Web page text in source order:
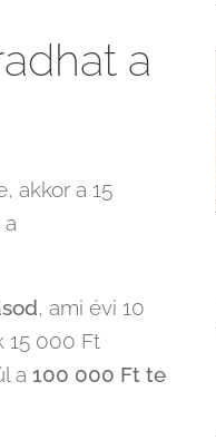
a
akkor a 15
, ami évi 10
15 000 Ft
a 100 000 Ft te